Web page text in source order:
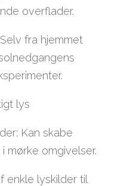
overflader.
fra hjemmet
lys
Kan skabe
mørke omgivelser.
enkle lyskilder til